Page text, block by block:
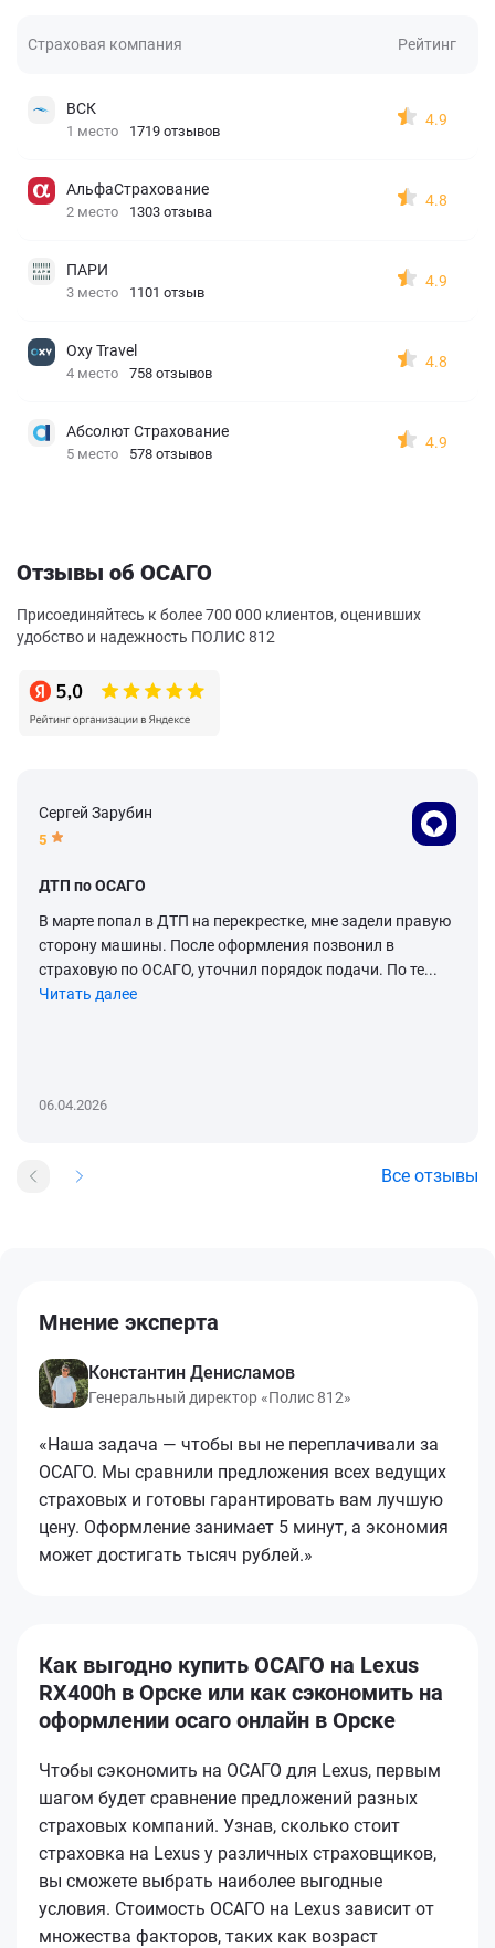
Страховая компания Рейтинг
ВСК
1 место 1719 отзывов
4.9
АльфаСтрахование
2 место 1303 отзыва
4.8
ПАРИ
3 место 1101 отзыв
4.9
Oxy Travel
4 место 758 отзывов
4.8
Абсолют Страхование
5 место 578 отзывов
4.9
Отзывы об ОСАГО
Присоединяйтесь к более 700 000 клиентов, оценивших
удобство и надежность ПОЛИС 812
Сергей Зарубин
5
ДТП по ОСАГО
В марте попал в ДТП на перекрестке, мне задели правую
сторону машины. После оформления позвонил в
страховую по ОСАГО, уточнил порядок подачи. По те...
Читать далее
06.04.2026
Все отзывы
Мнение эксперта
Константин Денисламов
Генеральный директор «Полис 812»
«Наша задача — чтобы вы не переплачивали за
ОСАГО. Мы сравнили предложения всех ведущих
страховых и готовы гарантировать вам лучшую
цену. Оформление занимает 5 минут, а экономия
может достигать тысяч рублей.»
Как выгодно купить ОСАГО на Lexus
RX400h в Орске или как сэкономить на
оформлении осаго онлайн в Орске
Чтобы сэкономить на ОСАГО для Lexus, первым
шагом будет сравнение предложений разных
страховых компаний. Узнав, сколько стоит
страховка на Lexus у различных страховщиков,
вы сможете выбрать наиболее выгодные
условия. Стоимость ОСАГО на Lexus зависит от
множества факторов, таких как возраст